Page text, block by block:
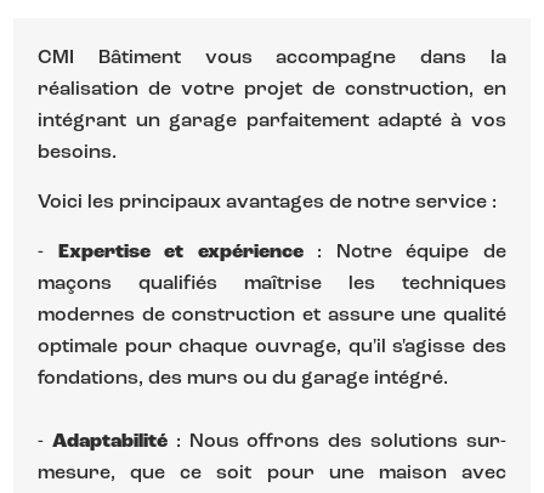
CMI Bâtiment vous accompagne dans la
réalisation de votre projet de construction, en
intégrant un garage parfaitement adapté à vos
besoins.
Voici les principaux avantages de notre service :
- Expertise et expérience: Notre équipe de
maçons qualifiés maîtrise les techniques
modernes de construction et assure une qualité
optimale pour chaque ouvrage, qu'il s'agisse des
fondations, des murs ou du garage intégré.
-Adaptabilité : Nous offrons des solutions sur-
mesure, que ce soit pour une maison avec